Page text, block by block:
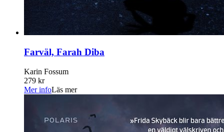
Farväl, Farah Diba
Karin Fossum
279 kr
Mer infoLäs mer